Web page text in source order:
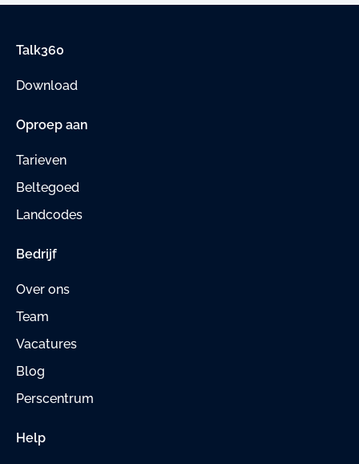
Talk360
Download
Oproep aan
Tarieven
Beltegoed
Landcodes
Bedrijf
Over ons
Team
Vacatures
Blog
Perscentrum
Help